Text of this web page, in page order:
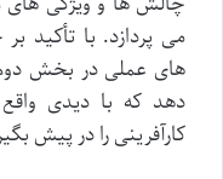
می پردازد. با تأکید
های عملی در بخش
دهد که با دیدی
کارآفرینی را در پیش